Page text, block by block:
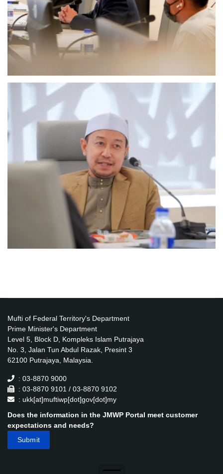
Mufti of Federal Territory's Department
Prime Minister's Department
Level 5, Block D, Kompleks Islam Putrajaya
No. 3, Jalan Tun Abdul Razak, Presint 3
62100 Putrajaya, Malaysia.
: 03-8870 9000
: 03-8870 9101 / 03-8870 9102
: ukk[at]muftiwp[dot]gov[dot]my
Does the information in the JMWP Portal meet customer
expectations and needs?